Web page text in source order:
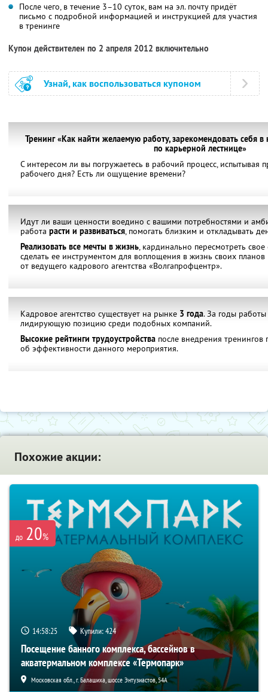
После чего, в течение 3–10 суток, вам на эл. почту придёт
письмо с подробной информацией и инструкцией для участия
в тренинге
Купон действителен по 2 апреля 2012 включительно
Узнай, как воспользоваться купоном
Тренинг «Как найти желаемую работу, зарекомендовать себя в
по карьерной лестнице»
С интересом ли вы погружаетесь в рабочий процесс, испытывая
рабочего дня? Есть ли ощущение времени?
Идут ли ваши ценности воедино с вашими потребностями и
работа расти и развиваться, помогать близким и откладывать
Реализовать все мечты в жизнь, кардинально пересмотреть
сделать ее инструментом для воплощения в жизнь своих
от ведущего кадрового агентства «Волгапрофцентр».
Кадровое агентство существует на рынке 3 года. За годы работы
лидирующую позицию среди подобных компаний.
Высокие рейтинги трудоустройства после внедрения тренингов
об эффективности данного мероприятия.
Похожие акции:
до 20%
14:58:24 Купили:424
Посещение банного комплекса, бассейнов в
акватермальном комплексе «Термопарк»
Московская обл., г. Балашиха, шоссе Энтузиастов, 54А